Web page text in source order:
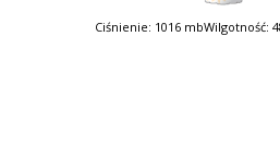
Ciśnienie: 1016 mbWilgotność: